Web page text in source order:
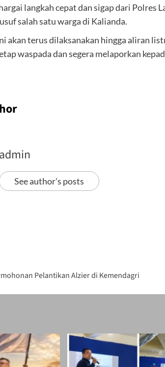
langkah cepat dan sigap dari
salah satu warga di Kalianda.
akan terus dilaksanakan hingga aliran
waspada dan segera melaporkan
admin
See author's posts
Pelantikan Alzier di Kemendagri